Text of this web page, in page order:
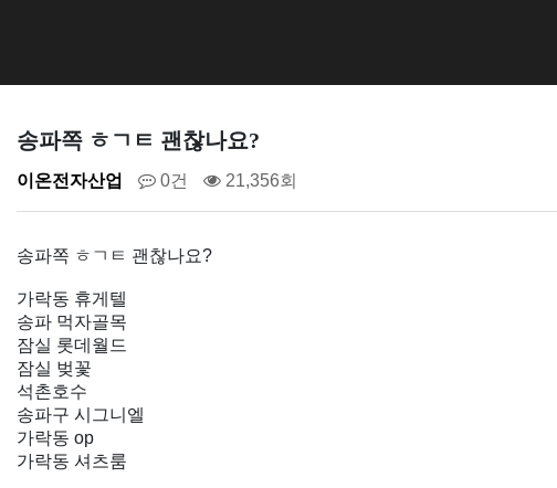
송파쪽 ㅎㄱㅌ 괜찮나요?
이온전자산업 0건 21,356회
송파쪽 ㅎㄱㅌ 괜찮나요?
가락동 휴게텔
송파 먹자골목
잠실 롯데월드
잠실 벚꽃
석촌호수
송파구 시그니엘
가락동 op
가락동 셔츠룸